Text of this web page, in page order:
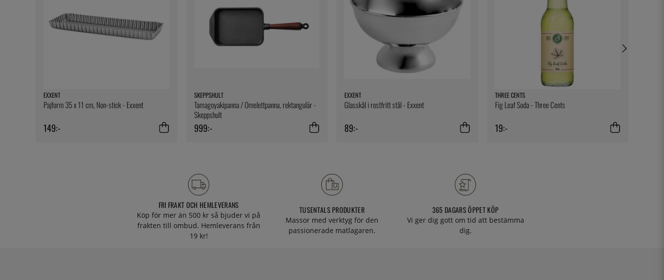
EXXENT
Pajform 35 x 11 cm, Non-stick - Exxent
149:-
SKEPPSHULT
Tamagoyakipanna / Omelettpanna, rektangulär -
Skeppshult
999:-
EXXENT
Glasskål i rostfritt stål - Exxent
89:-
THREE CENTS
Fig Leaf Soda - Three Cents
19:-
FRI FRAKT OCH HEMLEVERANS
Köp för mer än 500 kr så bjuder vi på
frakten till ombud. Hemleverans från
19 kr!
TUSENTALS PRODUKTER
Massor med verktyg för den
passionerade matlagaren.
365 DAGARS ÖPPET KÖP
Vi ger dig gott om tid att bestämma
dig.